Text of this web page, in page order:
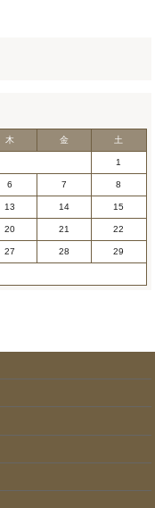
木 金 土
1
6 7 8
13 14 15
20 21 22
27 28 29